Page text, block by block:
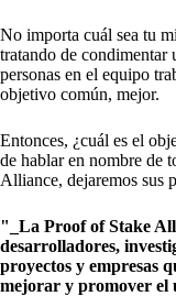
No importa cuál sea tu
tratando de condimentar
personas en el equipo
objetivo común, mejor.
Entonces, ¿cuál es el
de hablar en nombre de
Alliance, dejaremos sus
"_La Proof of Stake
desarrolladores,
proyectos y empresas
mejorar y promover el